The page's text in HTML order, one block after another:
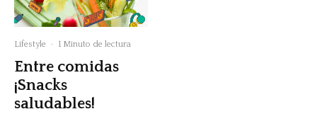
Lifestyle · 1 Minuto de lectura
Entre comidas
¡Snacks
saludables!